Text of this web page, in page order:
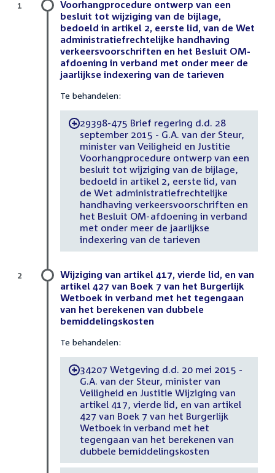
Voorhangprocedure ontwerp van een
besluit tot wijziging van de bijlage,
bedoeld in artikel 2, eerste lid, van de Wet
administratiefrechtelijke handhaving
verkeersvoorschriften en het Besluit OM-
afdoening in verband met onder meer de
jaarlijkse indexering van de tarieven
Te behandelen:
-29398-475 Brief regering d.d. 28
september 2015 - G.A. van der Steur,
minister van Veiligheid en Justitie
Voorhangprocedure ontwerp van een
besluit tot wijziging van de bijlage,
bedoeld in artikel 2, eerste lid, van
de Wet administratiefrechtelijke
handhaving verkeersvoorschriften en
het Besluit OM-afdoening in verband
met onder meer de jaarlijkse
indexering van de tarieven
1
Wijziging van artikel 417, vierde lid, en van
artikel 427 van Boek 7 van het Burgerlijk
Wetboek in verband met het tegengaan
van het berekenen van dubbele
bemiddelingskosten
Te behandelen:
-34207 Wetgeving d.d. 20 mei 2015 -
G.A. van der Steur, minister van
Veiligheid en Justitie Wijziging van
artikel 417, vierde lid, en van artikel
427 van Boek 7 van het Burgerlijk
Wetboek in verband met het
tegengaan van het berekenen van
dubbele bemiddelingskosten
2